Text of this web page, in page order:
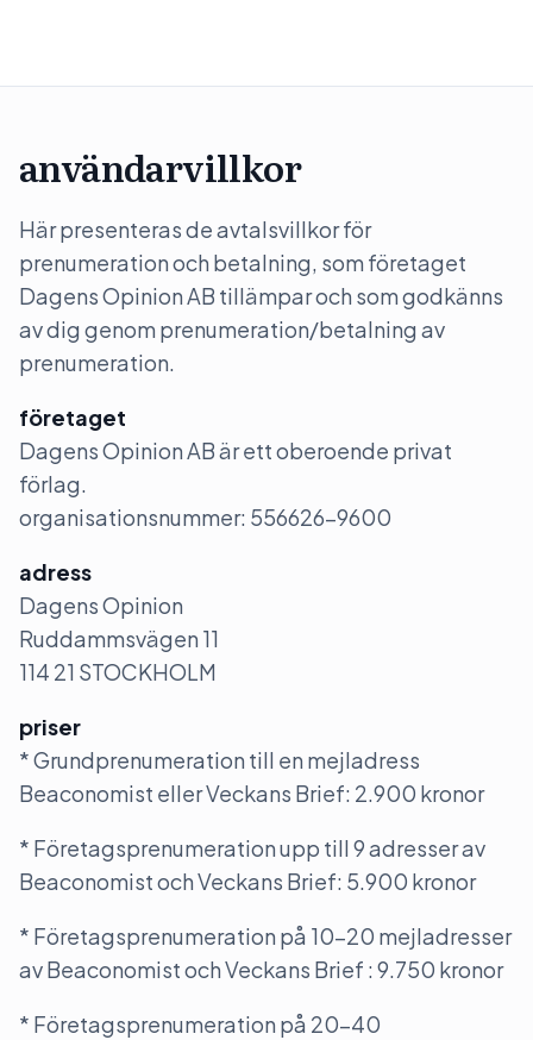
användarvillkor
Här presenteras de avtalsvillkor för
prenumeration och betalning, som företaget
Dagens Opinion AB tillämpar och som godkänns
av dig genom prenumeration/betalning av
prenumeration.
företaget
Dagens Opinion AB är ett oberoende privat
förlag.
organisationsnummer: 556626-9600
adress
Dagens Opinion
Ruddammsvägen 11
114 21 STOCKHOLM
priser
* Grundprenumeration till en mejladress
Beaconomist eller Veckans Brief: 2.900 kronor
* Företagsprenumeration upp till 9 adresser av
Beaconomist och Veckans Brief: 5.900 kronor
* Företagsprenumeration på 10-20 mejladresser
av Beaconomist och Veckans Brief : 9.750 kronor
* Företagsprenumeration på 20-40